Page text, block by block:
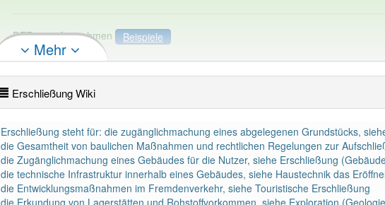
DER:127Ausnahmen
Beispiele
DIE: 11 043
DAS:2Ausnahmen
PowerIndex:64
Wörter mit Endung-erschließung: 3
98% unserer Spielapp-Nutzer haben den Artikel korrekt erraten.
Mehr
Erschließung Wiki
Erschließung steht für: die zugänglichmachung eines abgelegenen Grundstücks,
die Gesamtheit von baulichen Maßnahmen und rechtlichen Regelungen zur
die Zugänglichmachung eines Gebäudes für die Nutzer, siehe Erschließung
die technische Infrastruktur innerhalb eines Gebäudes, siehe Haustechnik das
die Entwicklungsmaßnahmen im Fremdenverkehr, siehe Touristische Erschließung
die Erkundung von Lagerstätten und Rohstoffvorkommen, siehe Exploration